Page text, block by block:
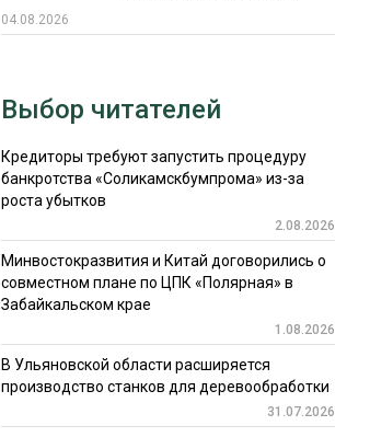
04.08.2026
Выбор читателей
Кредиторы требуют запустить процедуру
банкротства «Соликамскбумпрома» из-за
роста убытков
2.08.2026
Минвостокразвития и Китай договорились о
совместном плане по ЦПК «Полярная» в
Забайкальском крае
1.08.2026
В Ульяновской области расширяется
производство станков для деревообработки
31.07.2026